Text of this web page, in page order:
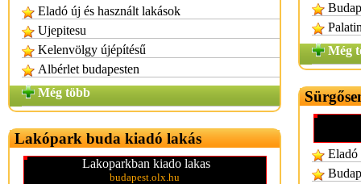
Eladó új és használt lakások
Ujepitesu
Kelenvölgy újépítésű
Albérlet budapesten
Még több
Lakópark buda kiadó lakás
Lakoparkban kiado lakas
budapest.olx.hu
Még
Eladó